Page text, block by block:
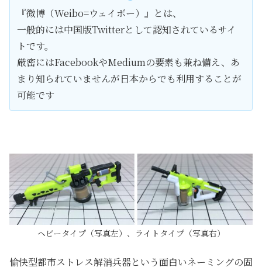
『微博（Weibo=ウェイボー）』とは、
一般的には中国版Twitterとして認知されているサイ
トです。
厳密にはFacebookやMediumの要素も兼ね備え、あ
まり知られていませんが日本からでも利用することが
可能です
ヘビータイプ（写真左）、ライトタイプ（写真右）
愉快型都市ストレス解消兵器という面白いネーミングの固